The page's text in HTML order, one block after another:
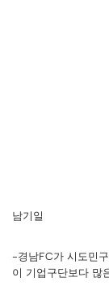
남기일
-경남FC가 시도민
이 기업구단보다 많